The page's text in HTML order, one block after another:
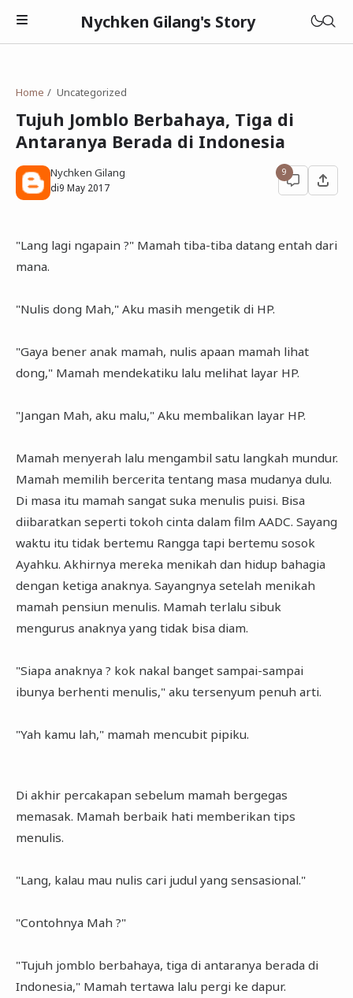
Nychken Gilang's Story
Pendidikan
Review
Home Uncategorized
Tujuh Jomblo Berbahaya, Tiga di
Antaranya Berada di Indonesia
Nychken Gilang
di9 May 2017
9
"Lang lagi ngapain ?" Mamah tiba-tiba datang entah dari
mana.
"Nulis dong Mah," Aku masih mengetik di HP.
"Gaya bener anak mamah, nulis apaan mamah lihat
dong," Mamah mendekatiku lalu melihat layar HP.
"Jangan Mah, aku malu," Aku membalikan layar HP.
Mamah menyerah lalu mengambil satu langkah mundur.
Mamah memilih bercerita tentang masa mudanya dulu.
Di masa itu mamah sangat suka menulis puisi. Bisa
diibaratkan seperti tokoh cinta dalam film AADC. Sayang
waktu itu tidak bertemu Rangga tapi bertemu sosok
Ayahku. Akhirnya mereka menikah dan hidup bahagia
dengan ketiga anaknya. Sayangnya setelah menikah
mamah pensiun menulis. Mamah terlalu sibuk
mengurus anaknya yang tidak bisa diam.
"Siapa anaknya ? kok nakal banget sampai-sampai
ibunya berhenti menulis," aku tersenyum penuh arti.
"Yah kamu lah," mamah mencubit pipiku.
Di akhir percakapan sebelum mamah bergegas
memasak. Mamah berbaik hati memberikan tips
menulis.
"Lang, kalau mau nulis cari judul yang sensasional."
"Contohnya Mah ?"
"Tujuh jomblo berbahaya, tiga di antaranya berada di
Indonesia," Mamah tertawa lalu pergi ke dapur.